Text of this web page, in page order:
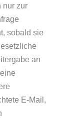
nur zur
sobald sie
an
E-Mail,